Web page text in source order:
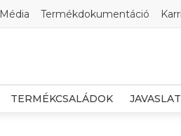
Média Termékdokumentáció
TERMÉKCSALÁDOK